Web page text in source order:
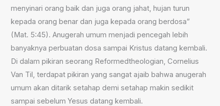
menyinari orang baik dan juga orang jahat, hujan turun
kepada orang benar dan juga kepada orang berdosa”
(Mat. 5:45). Anugerah umum menjadi pencegah lebih
banyaknya perbuatan dosa sampai Kristus datang kembali.
Di dalam pikiran seorang Reformedtheologian, Cornelius
Van Til, terdapat pikiran yang sangat ajaib bahwa anugerah
umum akan ditarik setahap demi setahap makin sedikit
sampai sebelum Yesus datang kembali.